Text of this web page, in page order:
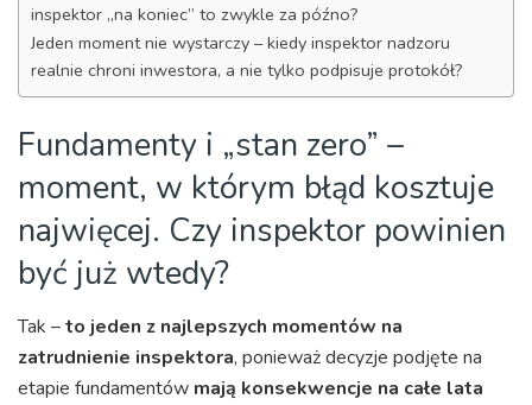
inspektor „na koniec” to zwykle za późno?
Jeden moment nie wystarczy – kiedy inspektor nadzoru
realnie chroni inwestora, a nie tylko podpisuje protokół?
Fundamenty i „stan zero” –
moment, w którym błąd kosztuje
najwięcej. Czy inspektor powinien
być już wtedy?
Tak –to jeden z najlepszych momentów na
zatrudnienie inspektora, ponieważ decyzje podjęte na
etapie fundamentów mają konsekwencje na całe lata